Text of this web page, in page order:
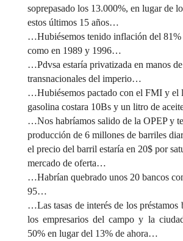
soprepasado los 13.000%, en lugar de
estos últimos 15 años…
…Hubiésemos tenido inflación del
como en 1989 y 1996…
…Pdvsa estaría privatizada en manos
transnacionales del imperio…
…Hubiésemos pactado con el FMI y el
gasolina costara 10Bs y un litro de
…Nos habríamos salido de la OPEP y
producción de 6 millones de barriles
el precio del barril estaría en 20$ por
mercado de oferta…
…Habrían quebrado unos 20 bancos
95…
…Las tasas de interés de los préstamos
los empresarios del campo y la
50% en lugar del 13% de ahora…